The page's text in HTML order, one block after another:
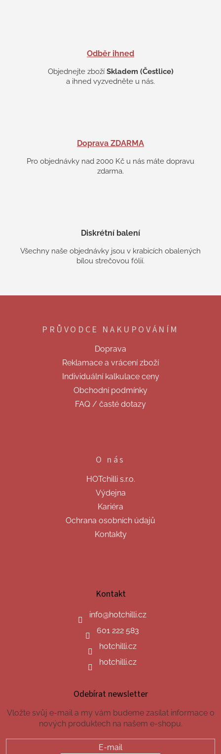
Odběr ihned
Objednejte zboží Skladem (Čestlice)
a ihned vyzvedněte u nás.
Doprava ZDARMA
Pro objednávky nad 2000 Kč u nás máte dopravu
zdarma.
Diskrétní balení
Všechny naše objednávky jsou v krabicích obalených
bílou strečovou fólií.
PRŮVODCE NAKUPOVÁNÍM
Doprava
Reklamace a vrácení zboží
Individuální kalkulace ceny
Obchodní podmínky
FAQ / časté dotazy
O nás
HOTchilli s.r.o.
Výdejna
Kariéra
Ochrana osobních údajů
Kontakty
Kontakt
info@hotchilli.cz
601 222 583
hotchilli.cz
hotchilli.cz
Odebírat newsletter
Vložte svůj e-mail a my vám budeme zasílat informace o
nových produktech na našem e-shopu.
E-mail